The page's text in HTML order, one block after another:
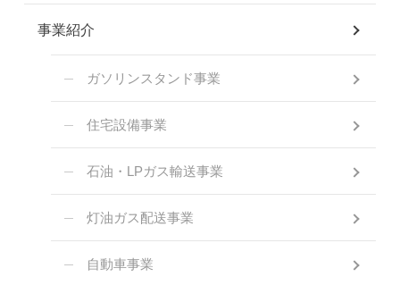
事業紹介
ガソリンスタンド事業
住宅設備事業
石油・LPガス輸送事業
灯油ガス配送事業
自動車事業